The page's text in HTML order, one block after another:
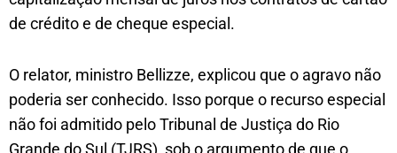
de crédito e de cheque especial.
O relator, ministro Bellizze, explicou que o agravo não
poderia ser conhecido. Isso porque o recurso especial
não foi admitido pelo Tribunal de Justiça do Rio
Grande do Sul (TJRS), sob o argumento de que o